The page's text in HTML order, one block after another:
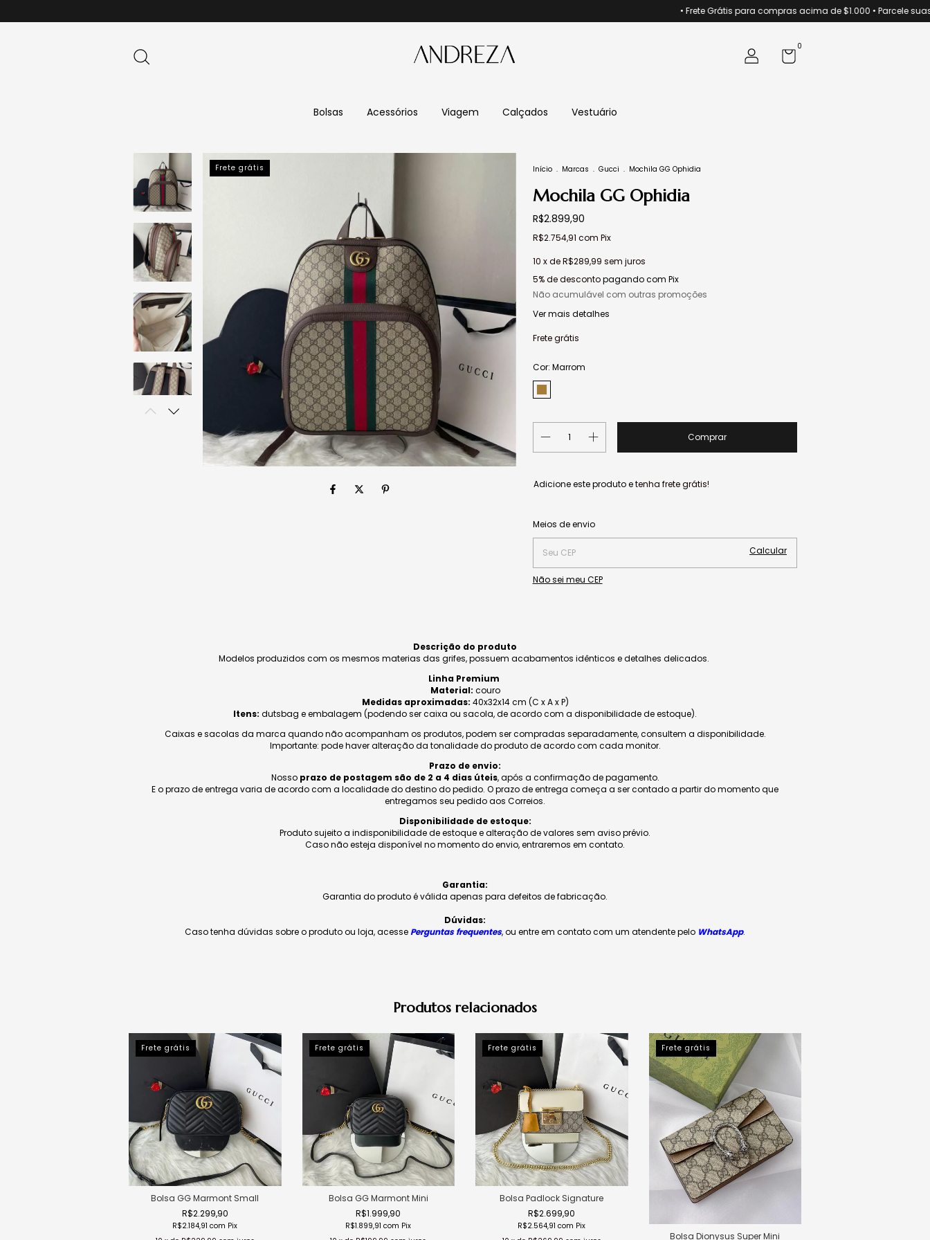
• Frete Grátis para compras acima de $1.000 • Parcele suas
0
Bolsas Acessórios Viagem Calçados Vestuário
Frete grátis Início . Marcas . Gucci . Mochila GG Ophidia
Mochila GG Ophidia
R$2.899,90
R$2.754,91 com Pix
10 x deR$289,99 sem juros
5% de descontopagando com Pix
Não acumulável com outras promoções
Ver mais detalhes
Frete grátis
Cor: Marrom
Adicione este produto etenha frete grátis!
Entregas para o CEP:
Meios de envio
Calcular
Não sei meu CEP
Descrição do produto
Modelos produzidos com os mesmos materias das grifes, possuem acabamentos idênticos e detalhes delicados.
Linha Premium
Material: couro
Medidas aproximadas: 40x32x14 cm (C x A x P)
Itens: dutsbag e embalagem (podendo ser caixa ou sacola, de acordo com a disponibilidade de estoque).
Caixas e sacolas da marca quando não acompanham os produtos, podem ser compradas separadamente, consultem a disponibilidade.
Importante: pode haver alteração da tonalidade do produto de acordo com cada monitor.
Prazo de envio:
Nosso prazo de postagem são de 2 a 4 dias úteis, após a confirmação de pagamento.
E o prazo de entrega varia de acordo com a localidade do destino do pedido. O prazo de entrega começa a ser contado a partir do momento que
entregamos seu pedido aos Correios.
Disponibilidade de estoque:
Produto sujeito a indisponibilidade de estoque e alteração de valores sem aviso prévio.
Caso não esteja disponível no momento do envio, entraremos em contato.
Garantia:
Garantia do produto é válida apenas para defeitos de fabricação.
Dúvidas:
Caso tenha dúvidas sobre o produto ou loja, acessePerguntas frequentes, ou entre em contato com um atendente pelo WhatsApp.
Produtos relacionados
Frete grátis
Bolsa GG Marmont Small
R$2.299,90
R$2.184,91com Pix
Frete grátis
Bolsa GG Marmont Mini
R$1.999,90
R$1.899,91com Pix
Frete grátis
Bolsa Padlock Signature
R$2.699,90
R$2.564,91com Pix
Frete grátis
Bolsa Dionysus Super Mini